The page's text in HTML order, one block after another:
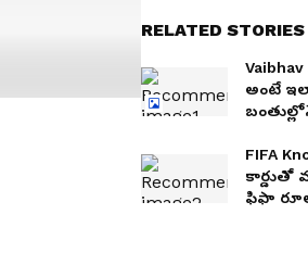
RELATED STORIES
అంటే
FIFA
కార్డుతో
ఫిఫా